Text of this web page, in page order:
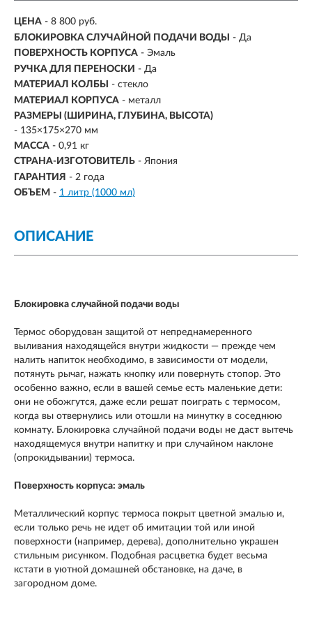
ЦЕНА - 8 800 руб.
БЛОКИРОВКА СЛУЧАЙНОЙ ПОДАЧИ ВОДЫ
- Да
ПОВЕРХНОСТЬ КОРПУСА - Эмаль
РУЧКА ДЛЯ ПЕРЕНОСКИ - Да
МАТЕРИАЛ КОЛБЫ
- стекло
МАТЕРИАЛ КОРПУСА - металл
РАЗМЕРЫ (ШИРИНА, ГЛУБИНА, ВЫСОТА)
- 135×175×270 мм
МАССА - 0,91 кг
СТРАНА-ИЗГОТОВИТЕЛЬ - Япония
ГАРАНТИЯ - 2 года
ОБЪЕМ - 1 литр (1000 мл)
ОПИСАНИЕ
Блокировка случайной подачи воды
Термос оборудован защитой от непреднамеренного
выливания находящейся внутри жидкости — прежде чем
налить напиток необходимо, в зависимости от модели,
потянуть рычаг, нажать кнопку или повернуть стопор. Это
особенно важно, если в вашей семье есть маленькие дети:
они не обожгутся, даже если решат поиграть с термосом,
когда вы отвернулись или отошли на минутку в соседнюю
комнату. Блокировка случайной подачи воды не даст вытечь
находящемуся внутри напитку и при случайном наклоне
(опрокидывании) термоса.
Поверхность корпуса: эмаль
Металлический корпус термоса покрыт цветной эмалью и,
если только речь не идет об имитации той или иной
поверхности (например, дерева), дополнительно украшен
стильным рисунком. Подобная расцветка будет весьма
кстати в уютной домашней обстановке, на даче, в
загородном доме.